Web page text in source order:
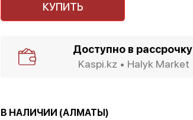
КУПИТЬ
Доступно в рассрочку
Kaspi.kz • Halyk Market
В НАЛИЧИИ (АЛМАТЫ)